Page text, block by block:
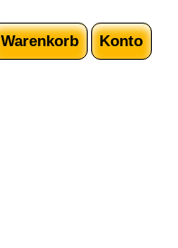
Warenkorb Konto